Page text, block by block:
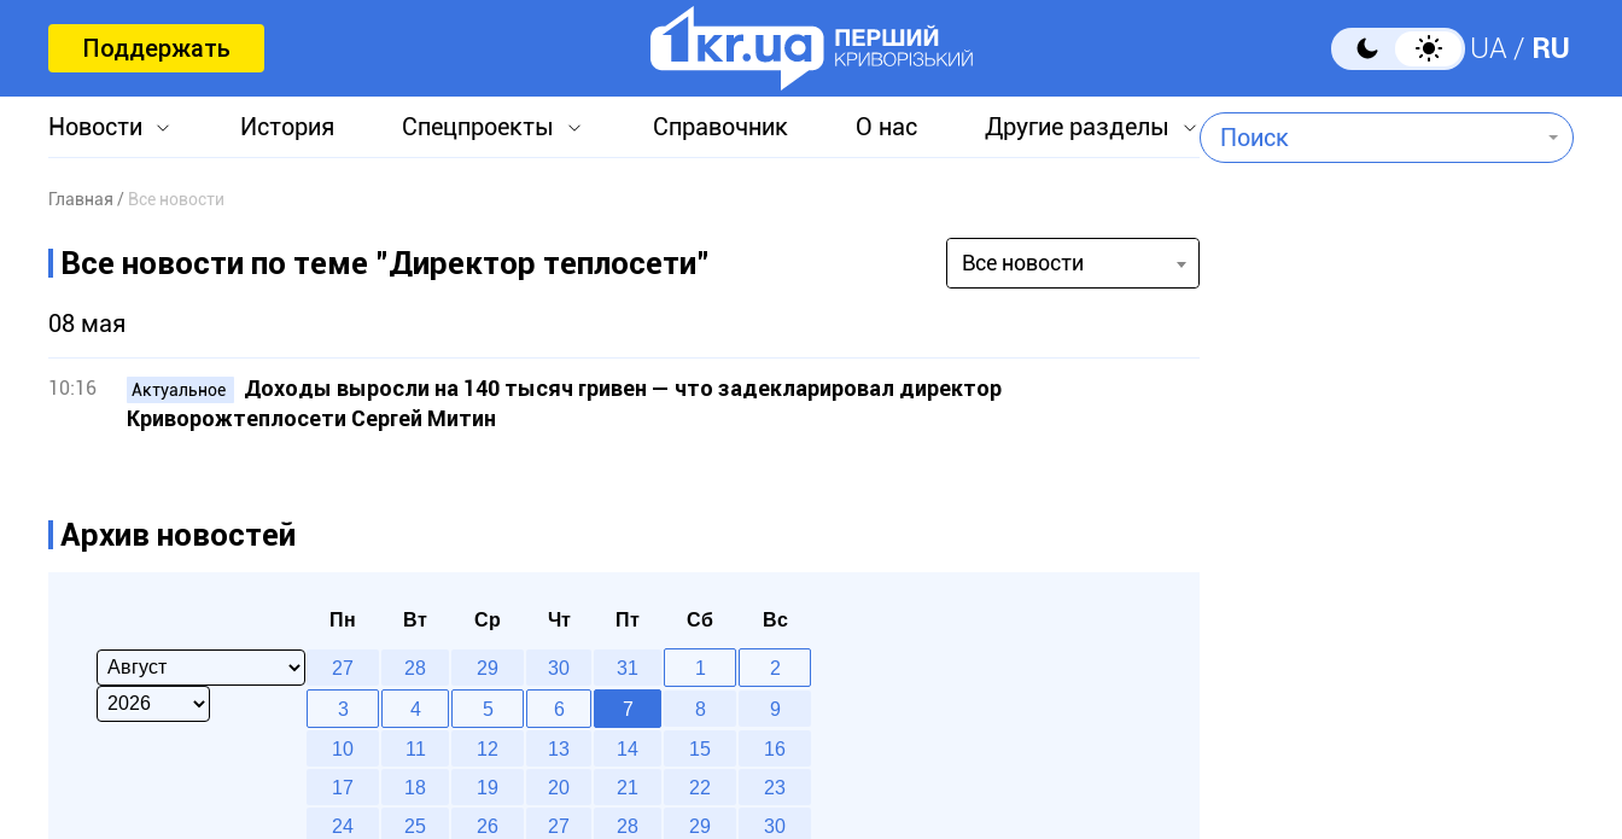
Поддержать UA RU
Новости История Спецпроекты Справочник О нас Другие разделы Поиск
Главная Все новости
Все новости по теме "Директор теплосети" Все новости
08 мая
10:16 Актуальное
Доходы выросли на 140 тысяч гривен — что задекларировал директор
Криворожтеплосети Сергей Митин
Архив новостей
Пн Вт Ср Чт Пт Сб Вс
27 28 29 30 31 1
2
3
4 5 6 7 8
9
10
11 12 13 14 15
16
17
18 19 20 21 22
23
24
25 26 27 28 29
30